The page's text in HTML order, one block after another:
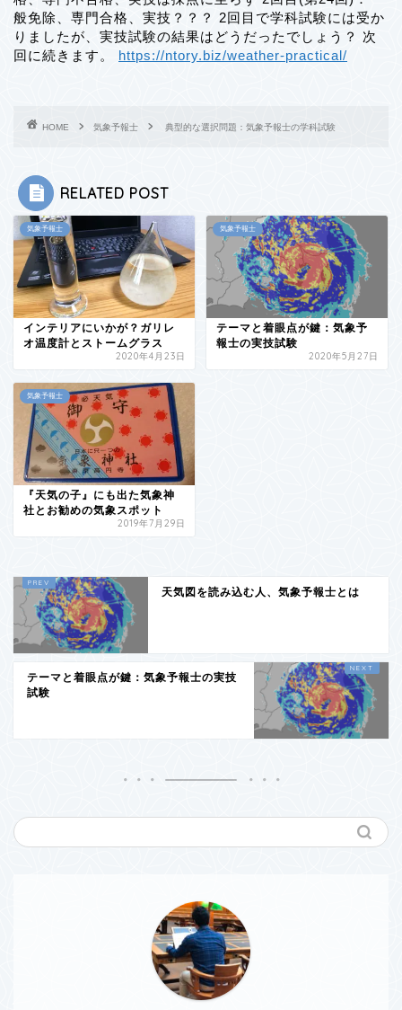
般免除、専門合格、実技？？？ 2回目で学科試験には受か
りましたが、実技試験の結果はどうだったでしょう？ 次
回に続きます。 https://ntory.biz/weather-practical/
HOME 気象予報士 典型的な選択問題：気象予報士の学科試験
RELATED POST
気象予報士
インテリアにいかが？ガリレ
オ温度計とストームグラス
2020年4月23日
気象予報士
テーマと着眼点が鍵：気象予
報士の実技試験
2020年5月27日
気象予報士
『天気の子』にも出た気象神
社とお勧めの気象スポット
2019年7月29日
天気図を読み込む人、気象予報士とは
テーマと着眼点が鍵：気象予報士の実技
試験